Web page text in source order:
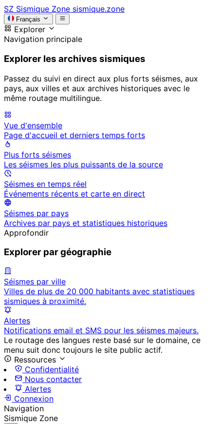
SZ Sismique Zone sismique.zone
Français
Explorer
Navigation principale
Explorer les archives sismiques
Passez du suivi en direct aux plus forts séismes, aux
pays, aux villes et aux archives historiques avec le
même routage multilingue.
Vue d'ensemble
Page d'accueil et derniers temps forts
Plus forts séismes
Les séismes les plus puissants de la source
Séismes en temps réel
Événements récents et carte en direct
Séismes par pays
Archives par pays et statistiques historiques
Approfondir
Explorer par géographie
Séismes par ville
Villes de plus de 20 000 habitants avec statistiques
sismiques à proximité.
Alertes
Notifications email et SMS pour les séismes majeurs.
Le routage des langues reste basé sur le domaine, ce
menu suit donc toujours le site public actif.
Ressources
Confidentialité
Nous contacter
Alertes
Connexion
Navigation
Sismique Zone